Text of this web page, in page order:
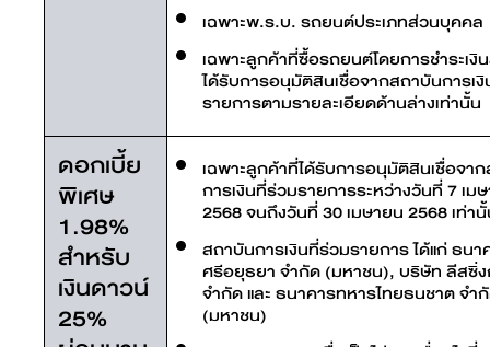
เฉพาะพ.ร.บ. รถยนต์ประเภทส่วนบุคคล
เฉพาะลูกค้าที่ซื้อรถยนต์โดยการชำระเงิ
ได้รับการอนุมัติสินเชื่อจากสถาบันการเ
รายการตามรายละเอียดด้านล่างเท่านั้น
ดอกเบี้ย
พิเศษ
1.98%
สำหรับ
เงินดาวน์
25%
เฉพาะลูกค้าที่ได้รับการอนุมัติสินเชื่อจา
การเงินที่ร่วมรายการระหว่างวันที่ 7 เม
2568 จนถึงวันที่ 30 เมษายน 2568 เท่า
สถาบันการเงินที่ร่วมรายการ ได้แก่ ธนา
ศรีอยุธยา จำกัด (มหาชน), บริษัท ลีสซิ่
จำกัด และ ธนาคารทหารไทยธนชาต จํา
(มหาชน)